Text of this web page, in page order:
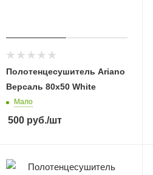
Полотенцесушитель Ariano
Версаль 80х50 White
Мало
500 руб./шт